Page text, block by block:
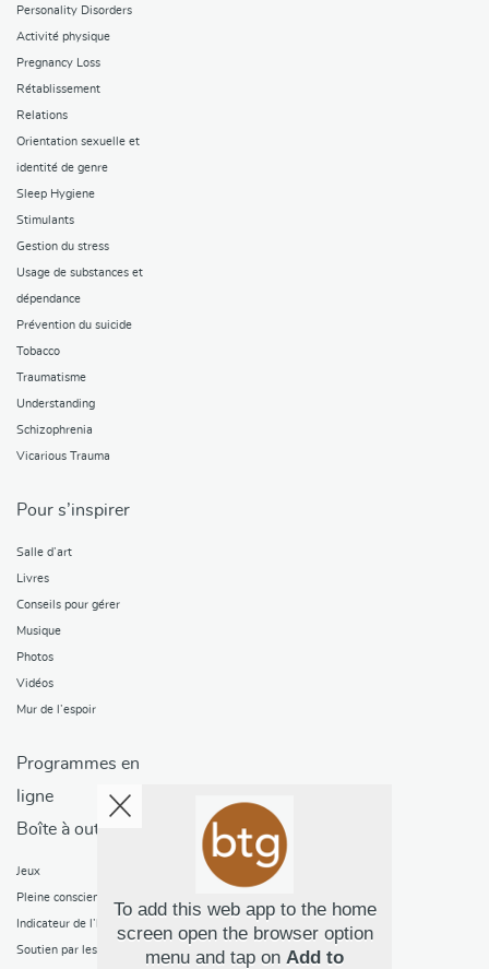
Personality Disorders
Activité physique
Pregnancy Loss
Rétablissement
Relations
Orientation sexuelle et
identité de genre
Sleep Hygiene
Stimulants
Gestion du stress
Usage de substances et
dépendance
Prévention du suicide
Tobacco
Traumatisme
Understanding
Schizophrenia
Vicarious Trauma
Pour s’inspirer
Salle d’art
Livres
Conseils pour gérer
Musique
Photos
Vidéos
Mur de l’espoir
Programmes en
ligne
Boîte à outils
Jeux
Pleine conscience
Indicateur de l’humeur
Soutien par les pairs
To add this web app to the home
screen open the browser option
menu and tap on Add to